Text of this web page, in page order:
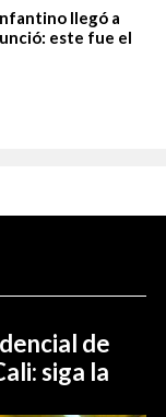
llegó a
este fue el
de
siga la